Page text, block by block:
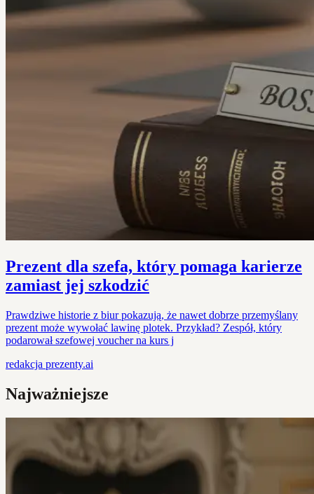
Prezent dla szefa, który pomaga karierze
zamiast jej szkodzić
Prawdziwe historie z biur pokazują, że nawet dobrze przemyślany
prezent może wywołać lawinę plotek. Przykład? Zespół, który
podarował szefowej voucher na kurs j
redakcja prezenty.ai
Najważniejsze